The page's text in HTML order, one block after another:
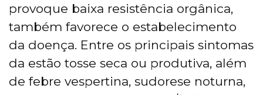
provoque baixa resistência orgânica,
também favorece o estabelecimento
da doença. Entre os principais sintomas
da estão tosse seca ou produtiva, além
de febre vespertina, sudorese noturna,